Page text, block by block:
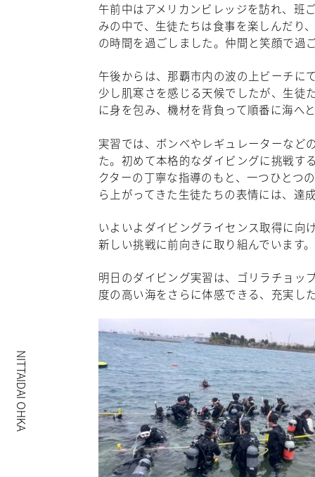
NITTAIDAI OHKA
午前中はアメリカンビレッジを訪れ、班
みの中で、生徒たちは食事を楽しんだり
の時間を過ごしました。仲間と笑顔で過
午後からは、那覇市内の波の上ビーチに
少し肌寒さを感じる天候でしたが、生徒
に身を包み、機材を背負って順番に海へ
実習では、ボンベやレギュレーターなど
た。初めて本格的なダイビングに挑戦す
クターの丁寧な指導のもと、一つひとつ
ら上がってきた生徒たちの表情には、達
いよいよダイビングライセンス取得に向
新しい挑戦に前向きに取り組んでいます。
明日のダイビング実習は、ゴリラチョッ
度の高い海をさらに体感できる、充実